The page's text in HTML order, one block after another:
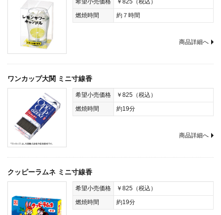
希望小売価格
￥825（税込）
燃焼時間
約７時間
商品詳細へ
ワンカップ大関 ミニ寸線香
希望小売価格
￥825（税込）
燃焼時間
約19分
商品詳細へ
クッピーラムネ ミニ寸線香
希望小売価格
￥825（税込）
燃焼時間
約19分